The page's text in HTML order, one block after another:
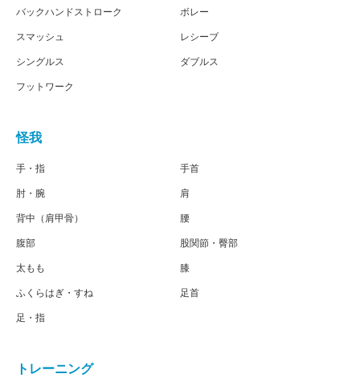
バックハンドストローク
スマッシュ
シングルス
フットワーク
ボレー
レシーブ
ダブルス
怪我
手・指
肘・腕
背中（肩甲骨）
腹部
太もも
ふくらはぎ・すね
足・指
手首
肩
腰
股関節・臀部
膝
足首
トレーニング